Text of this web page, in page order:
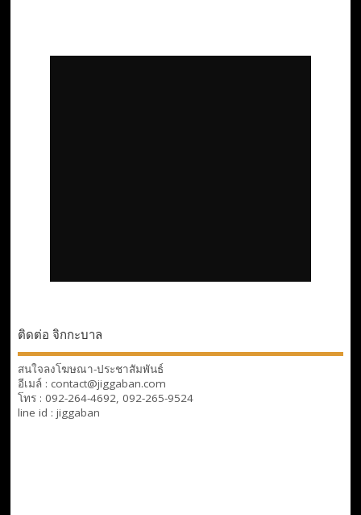
ติดต่อ จิกกะบาล
สนใจลงโฆษณา-ประชาสัมพันธ์
อีเมล์ : contact@jiggaban.com
โทร : 092-264-4692, 092-265-9524
line id : jiggaban